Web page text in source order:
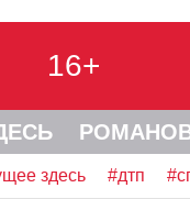
16+
здесь #дтп